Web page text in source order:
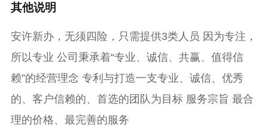
其他说明
安许新办，无须四险，只需提供3类人员 因为专注，
所以专业 公司秉承着“专业、诚信、共赢、值得信
赖”的经营理念 专利与打造一支专业、诚信、优秀
的、客户信赖的、首选的团队为目标 服务宗旨 最合
理的价格、最完善的服务